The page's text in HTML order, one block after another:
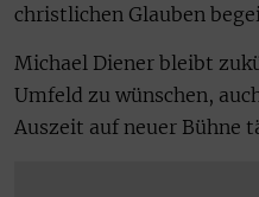
christlichen Glauben
Michael Diener bleibt
Umfeld zu wünschen,
Auszeit auf neuer Bühne